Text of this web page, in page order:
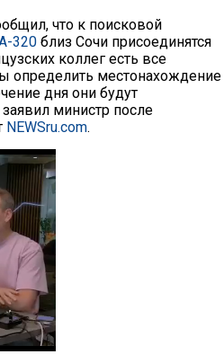
что к поисковой
320 близ Сочи присоединятся
коллег есть все
определить местонахождение
дня они будут
министр после
NEWSru.com.